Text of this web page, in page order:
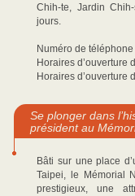
Chih-te, Jardin
jours.
Numéro de
Horaires d’ouverture
Horaires d’ouverture
Se plonger dans
président au
Bâti sur une place
Taipei, le Mémorial
prestigieux, une